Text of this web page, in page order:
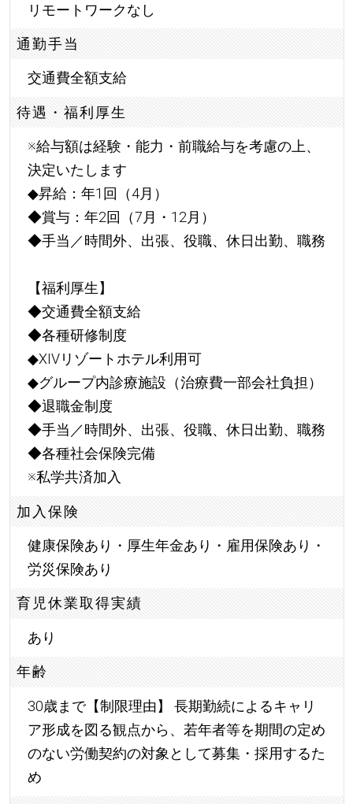
リモートワークなし
通勤手当
交通費全額支給
待遇・福利厚生
※給与額は経験・能力・前職給与を考慮の上、
決定いたします
◆昇給：年1回（4月）
◆賞与：年2回（7月・12月）
◆手当／時間外、出張、役職、休日出勤、職務
【福利厚生】
◆交通費全額支給
◆各種研修制度
◆XIVリゾートホテル利用可
◆グループ内診療施設（治療費一部会社負担）
◆退職金制度
◆手当／時間外、出張、役職、休日出勤、職務
◆各種社会保険完備
※私学共済加入
加入保険
健康保険あり・厚生年金あり・雇用保険あり・
労災保険あり
育児休業取得実績
あり
年齢
30歳まで【制限理由】 長期勤続によるキャリ
ア形成を図る観点から、若年者等を期間の定め
のない労働契約の対象として募集・採用するた
め